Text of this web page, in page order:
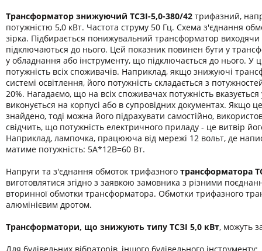
Трансформатор знижуючий ТСЗІ-5,0-380/42 трифазний,
потужністю 5,0 кВт. Частота струму 50 Гц. Схема з'єднання
зірка. Підбирається понижувальний трансформатор
підключаються до нього. Цей показник повинен бути у
у обладнання або інструменту, що підключається до нього. У
потужність всіх споживачів. Наприклад, якщо знижуючі
системі освітлення, його потужність складається з
20%. Нагадаємо, що на всіх споживачах потужність
виконується на корпусі або в супровідних документах. Якщо
знайдено, тоді можна його підрахувати самостійно,
свідчить, що потужність електричного приладу - це витвір
Наприклад, лампочка, працююча від мережі 12 вольт, де
матиме потужність: 5А*12В=60 Вт.
Напруги та з'єднання обмоток трифазного трансформатора
виготовлятися згідно з заявкою замовника з різними
вторинної обмотки трансформатора. Обмотки трифазного
алюмінієвим дротом.
Трансформатори, що знижують типу ТСЗІ 5,0 кВт, можуть